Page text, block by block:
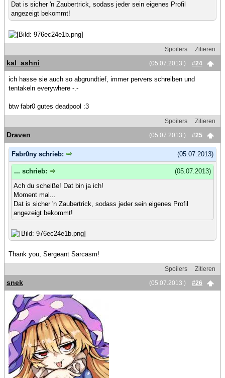
Dat is sicher 'n Zaubertrick, sodass jeder sein eigenes Profil
angezeigt bekommt!
Spoilers
Zitieren
(05.07.2013 )
#24
kal_ashni
ich hasse sie auch so abgrundtief, immer pervers schreiben und
tentakeln everywhere -.-
btw fabr0 gutes deadpool :3
Spoilers
Zitieren
(05.07.2013 )
#25
Draven
(05.07.2013)
Fabr0ny schrieb:
(05.07.2013)
... schrieb:
Ach du scheiße! Dat bin ja ich!
Moment mal...
Dat is sicher 'n Zaubertrick, sodass jeder sein eigenes Profil
angezeigt bekommt!
Thank you, Sergeant Sarcasm!
Spoilers
Zitieren
(05.07.2013 )
#26
snek